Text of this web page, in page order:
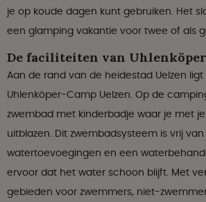
je op koude dagen kunt gebruiken. Het
een glamping vakantie voor twee of als
De faciliteiten van
Aan de rand van de heidestad Uelzen
Uhlenköper-Camp Uelzen. Op de
zwembad met kinderbadje waar je met
uitblazen. Dit zwembadsysteem is vrij
watertoevoegingen en een
ervoor dat het water schoon blijft. Met
gebieden voor zwemmers, niet-